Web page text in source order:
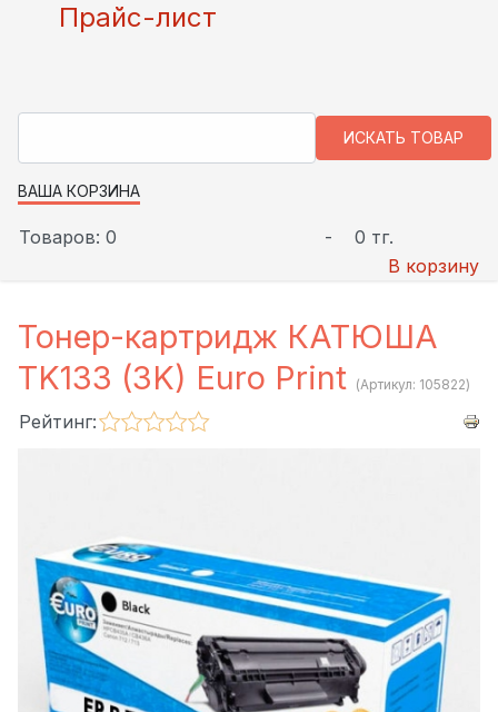
Прайс-лист
ВАША КОРЗИНА
Товаров: 0 -
0 тг.
В корзину
Тонер-картридж КАТЮША
TK133 (3K) Euro Print (Артикул: 105822)
Рейтинг: